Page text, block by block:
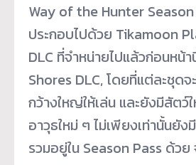
Way of the Hunter
ประกอบไปด้วย Tikamoon
DLC ที่จำหน่ายไปแล้วก่อนหน้
Shores DLC, โดยที่แต่ละชุด
กว้างใหญ่ให้เล่น และยังมีสัตว์
อาวุธใหม่ ๆ ไม่เพียงเท่านั้นยัง
รวมอยู่ใน Season Pass ด้วย